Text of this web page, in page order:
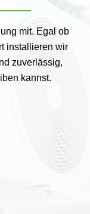
mit. Egal ob
installieren wir
zuverlässig,
kannst.